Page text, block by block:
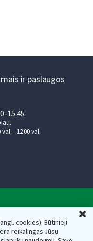
cookies). Būtinieji
reikalingas Jūsų
ir paslaugos
15.45.
- 12.00 val.
— 188659752,